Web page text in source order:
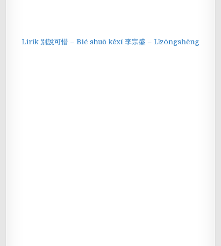
Lirik 別說可惜 – Bié shuō kěxí 李宗盛 – Lǐzōngshèng